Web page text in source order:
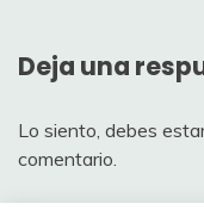
Deja una
Lo siento, debes
comentario.